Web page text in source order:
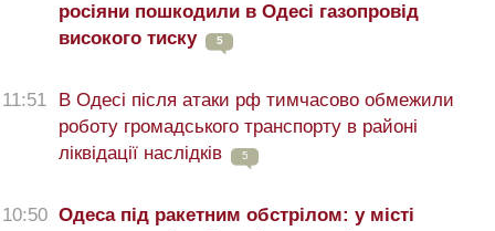
росіяни пошкодили в Одесі газопровід
високого тиску
5
11:51
В Одесі після атаки рф тимчасово обмежили
роботу громадського транспорту в районі
ліквідації наслідків
5
10:50 Одеса під ракетним обстрілом: у місті